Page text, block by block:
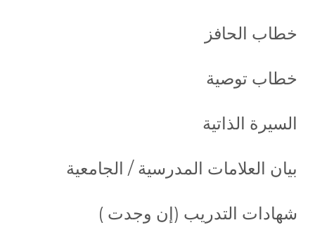
خطاب الحافز
خطاب توصية
السيرة الذاتية
بيان العلامات المدرسية / الجامعية
شهادات التدريب (إن وجدت )